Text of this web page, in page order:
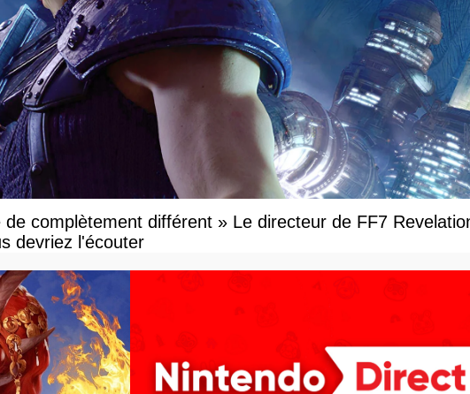
complètement différent » Le directeur de FF7
devriez l'écouter